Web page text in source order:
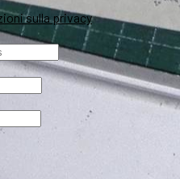
sulla privacy